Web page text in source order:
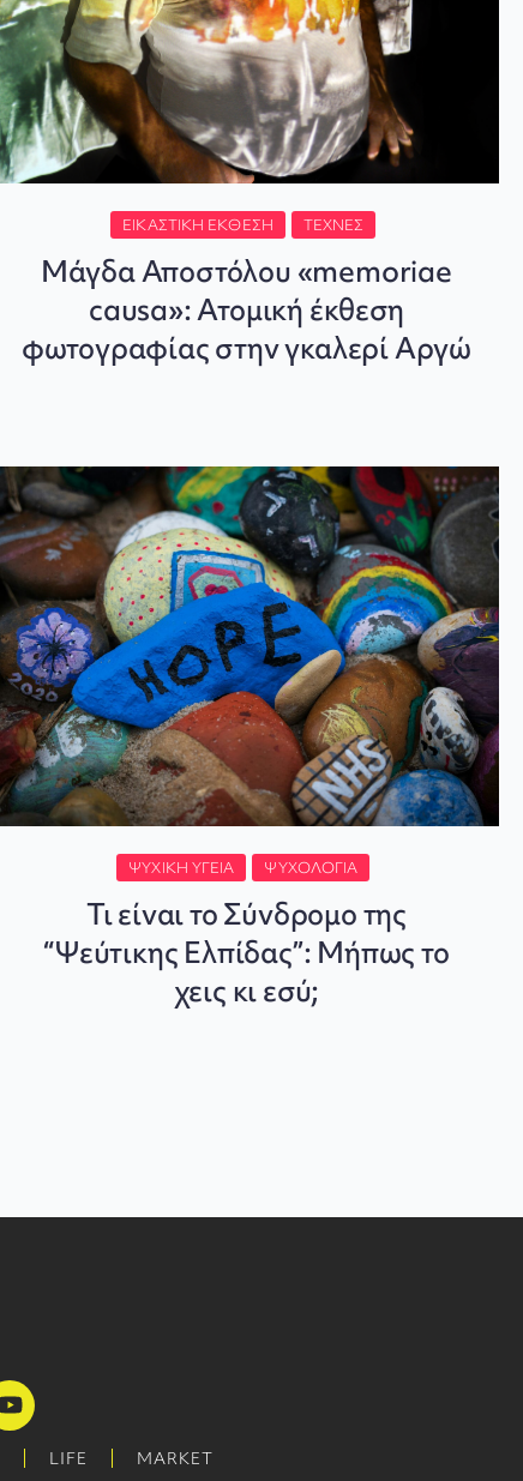
ΕΙΚΑΣΤΙΚΉ ΈΚΘΕΣΗ ΤΈΧΝΕΣ
Μάγδα Αποστόλου «memoriae
causa»: Ατομική έκθεση
φωτογραφίας στην γκαλερί Αργώ
ΨΥΧΙΚΉ ΥΓΕΊΑ ΨΥΧΟΛΟΓΊΑ
Τι είναι το Σύνδρομο της
“Ψεύτικης Ελπίδας”: Μήπως το
χεις κι εσύ;
LIFE MARKET